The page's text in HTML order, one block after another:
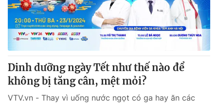
Thị trường 24h Tấm lòng Việt
VTV4 Vươn mình bằng AI
VTV9 VTV8
Liên hệ tòa soạn English
Dinh dưỡng ngày Tết như thế nào để
không bị tăng cân, mệt mỏi?
VTV.vn - Thay vì uống nước ngọt có ga hay ăn các